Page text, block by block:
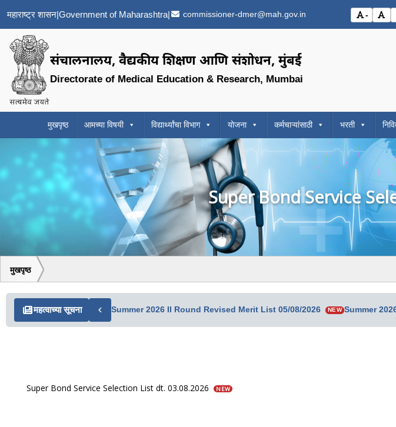
महाराष्ट्र शासन|Government of Maharashtra| commissioner-dmer@mah.gov.in
-
अक्षर मूळ
संचालनालय, वैद्यकीय शिक्षण आणि संशोधन, मुंबई
Directorate of Medical Education & Research, Mumbai
मुखपृष्ठ आमच्या विषयी विद्यार्थ्यांचा विभाग योजना कर्मचाऱ्यांसाठी भरती
Super Bond Service
मुखपृष्ठ
महत्वाच्या सूचना Summer 2026 II Round Revised Merit List 05/08/2026 NEW Summer
Super Bond Service Selection List dt. 03.08.2026 NEW